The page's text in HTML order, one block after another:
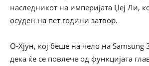
наследникот на империјата Џеј Ли,
осуден на пет години затвор.
О-Хјун, кој беше на чело на Samsung
дека ќе се повлече од функцијата